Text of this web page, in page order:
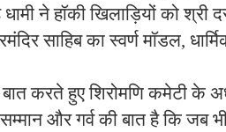
ने हॉकी खिलाड़ियों को श्री
साहिब का स्वर्ण मॉडल,
करते हुए शिरोमणि कमेटी के
और गर्व की बात है कि जब